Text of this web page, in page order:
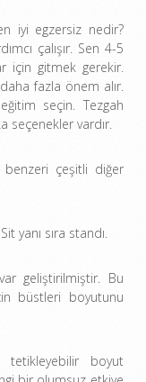
iyi egzersiz nedir?
çalışır. Sen 4-5
için gitmek gerekir.
fazla önem alır.
seçin. Tezgah
seçenekler vardır.
çeşitli diğer
yanı sıra standı.
geliştirilmiştir. Bu
büstleri boyutunu
tetikleyebilir boyut